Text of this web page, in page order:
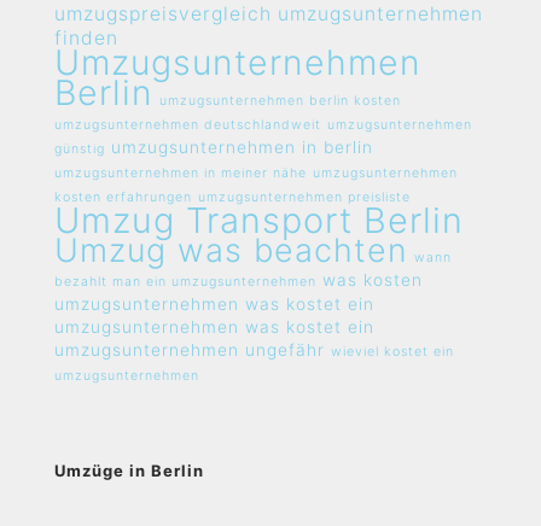
umzugspreisvergleich umzugsunternehmen
finden
Umzugsunternehmen
Berlin
umzugsunternehmen berlin kosten
umzugsunternehmen deutschlandweit
umzugsunternehmen
günstig umzugsunternehmen in berlin
umzugsunternehmen in meiner nähe umzugsunternehmen
kosten erfahrungen umzugsunternehmen preisliste
Umzug Transport Berlin
Umzug was beachten
wann
bezahlt man ein umzugsunternehmen was kosten
umzugsunternehmen was kostet ein
umzugsunternehmen was kostet ein
umzugsunternehmen ungefähr wieviel kostet ein
umzugsunternehmen
Umzüge in Berlin